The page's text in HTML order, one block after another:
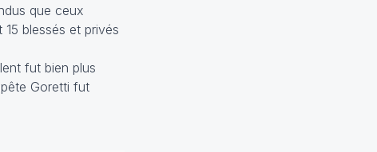
que ceux
blessés et privés
fut bien plus
Goretti fut